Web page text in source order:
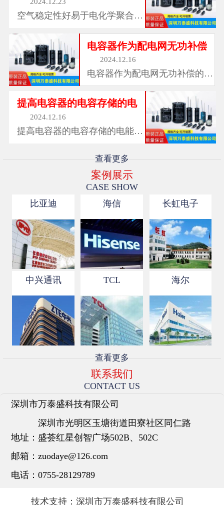
空气稳定性好易于电化学聚合制
电容器作为配电网无功补偿
2024.12.16
电容器作为配电网无功补偿的重
要设备，红宝石...
提高电容器的电容存储的电
2024.12.16
提高电容器的电容存储的电能与
查看更多
案例展示
CASE SHOW
比亚迪
海信 长虹电子
中兴通讯 TCL 海尔
查看更多
联系我们
CONTACT US
深圳市万泰盛科技有限公司
地址：
深圳市光明区玉塘街道田寮社区同仁路
盛荟红星创智广场502B、502C
邮箱：zuodaye@126.com
电话：0755-28129789
技术支持： 深圳市万泰盛科技有限公司